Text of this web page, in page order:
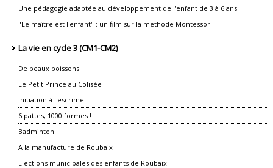
Une pédagogie adaptée au développement de l'enfant de 3 à 6 ans
"Le maître est l'enfant" : un film sur la méthode Montessori
La vie en cycle 3 (CM1-CM2)
De beaux poissons !
Le Petit Prince au Colisée
Initiation à l'escrime
6 pattes, 1000 formes !
Badminton
A la manufacture de Roubaix
Elections municipales des enfants de Roubaix